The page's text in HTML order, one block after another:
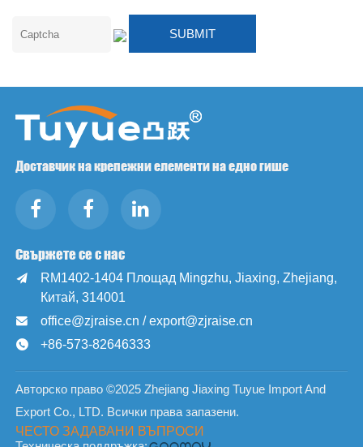
Доставчик на крепежни елементи на едно гише
Свържете се с нас

RM1402-1404 Площад Mingzhu, Jiaxing, Zhejiang,
Китай, 314001
 office@zjraise.cn / export@zjraise.cn
 +86-573-82646333
Авторско право ©2025 Zhejiang Jiaxing Tuyue Import And
Export Co., LTD. Всички права запазени.
ЧЕСТО ЗАДАВАНИ ВЪПРОСИ